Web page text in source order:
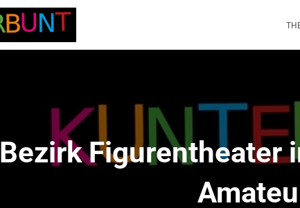
Bezirk Figurentheater